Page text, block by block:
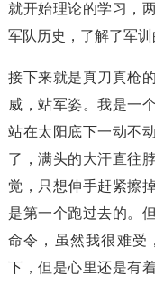
就开始理论的学习，
军队历史，了解了军训
接下来就是真刀真枪
威，站军姿。我是一
站在太阳底下一动不
了，满头的大汗直往
觉，只想伸手赶紧擦
是第一个跑过去的。
命令，虽然我很难受
下，但是心里还是有